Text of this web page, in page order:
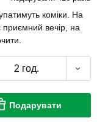
коміки. На
приємний вечір, на
2 год.
Подарувати